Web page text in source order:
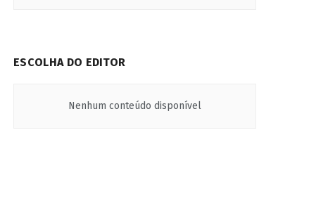
ESCOLHA DO EDITOR
Nenhum conteúdo disponível